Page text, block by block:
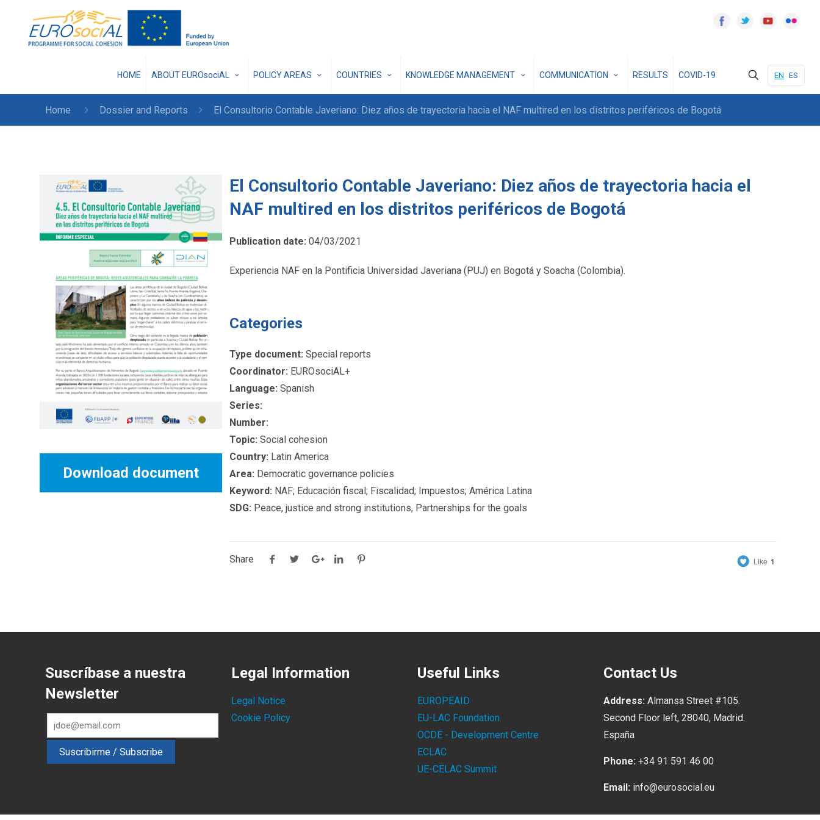
HOME ABOUT EUROsociAL POLICY AREAS COUNTRIES KNOWLEDGE MANAGEMENT COMMUNICATION RESULTS COVID-19 EN ES
Home Dossier and Reports El Consultorio Contable Javeriano: Diez años de trayectoria hacia el NAF multired en los distritos periféricos de Bogotá
Download document
El Consultorio Contable Javeriano: Diez años de trayectoria hacia el
NAF multired en los distritos periféricos de Bogotá
Publication date: 04/03/2021
Experiencia NAF en la Pontificia Universidad Javeriana (PUJ) en Bogotá y Soacha (Colombia).
Categories
Type document: Special reports
Coordinator: EUROsociAL+
Language: Spanish
Series:
Number:
Topic: Social cohesion
Country: Latin America
Area: Democratic governance policies
Keyword: NAF; Educación fiscal; Fiscalidad; Impuestos; América Latina
SDG: Peace, justice and strong institutions, Partnerships for the goals
Share Like 1
Suscríbase a nuestra
Newsletter
Legal Information
Legal Notice
Cookie Policy
Useful Links
EUROPEAID
EU-LAC Foundation
OCDE - Development Centre
ECLAC
UE-CELAC Summit
Contact Us
Address: Almansa Street #105.
Second Floor left, 28040, Madrid.
España
Phone: +34 91 591 46 00
Email: info@eurosocial.eu